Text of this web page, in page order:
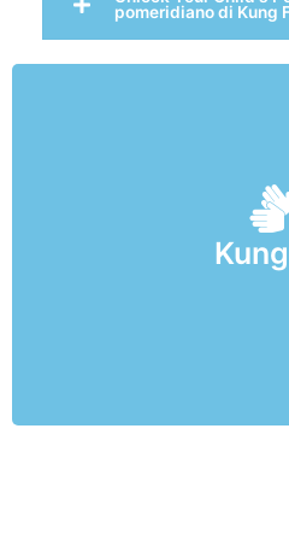
pomeridiano di Kung
Corso pratico intensivo in
dell'attacco e